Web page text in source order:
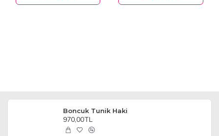
Boncuk Tunik Haki
970,00TL